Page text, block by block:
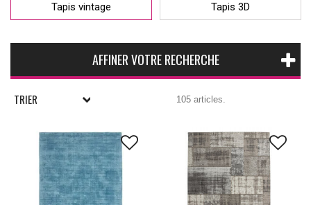
Tapis vintage Tapis 3D
AFFINER VOTRE RECHERCHE
TRIER 105 articles.